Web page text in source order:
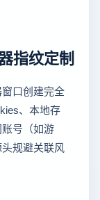
指纹定制
口创建完全
、本地存
号（如游
规避关联风